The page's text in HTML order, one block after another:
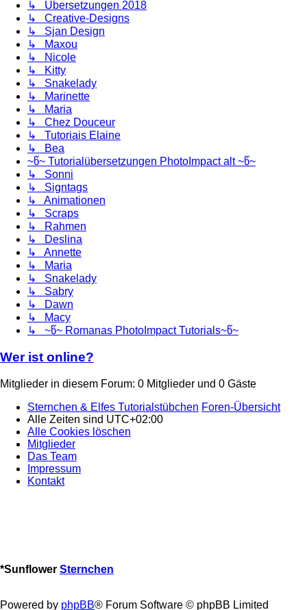
↳ Übersetzungen 2018
↳ Creative-Designs
↳ Sjan Design
↳ Maxou
↳ Nicole
↳ Kitty
↳ Snakelady
↳ Marinette
↳ Maria
↳ Chez Douceur
↳ Tutoriais Elaine
↳ Bea
~წ~ Tutorialübersetzungen PhotoImpact alt ~წ~
↳ Sonni
↳ Signtags
↳ Animationen
↳ Scraps
↳ Rahmen
↳ Deslina
↳ Annette
↳ Maria
↳ Snakelady
↳ Sabry
↳ Dawn
↳ Macy
↳ ~წ~ Romanas PhotoImpact Tutorials~წ~
Wer ist online?
Mitglieder in diesem Forum: 0 Mitglieder und 0 Gäste
Sternchen & Elfes Tutorialstübchen Foren-Übersicht
Alle Zeiten sind UTC+02:00
Alle Cookies löschen
Mitglieder
Das Team
Impressum
Kontakt
*Sunflower Sternchen
Powered by phpBB® Forum Software © phpBB Limited